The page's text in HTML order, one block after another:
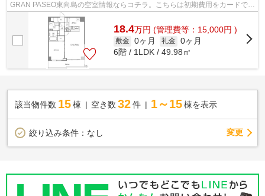
GRAN PASEO東向島の空室情報ならコチラ。こちらは初期費用をカードでお
支払いいただけるマンションです。造りとデ...
18.4万円 (管理費等：15,000円 )
敷金 0ヶ月 礼金 0ヶ月
6階 / 1LDK / 49.98㎡
該当物件数 15棟 空き数 32 件 1～15 棟を表示
絞り込み条件： なし 変更